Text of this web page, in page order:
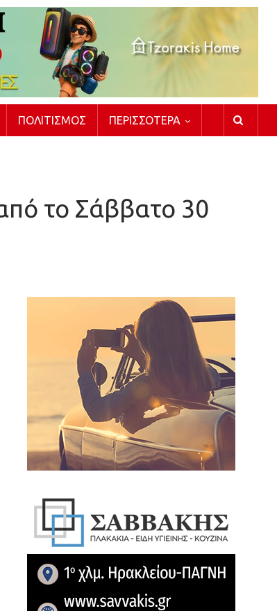
ΠΟΛΙΤΙΣΜΌΣ ΠΕΡΙΣΣΌΤΕΡΑ
το Σάββατο 30